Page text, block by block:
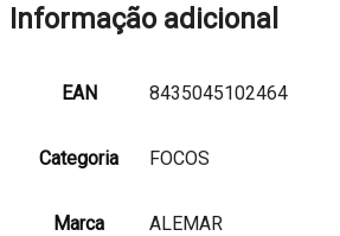
Informação adicional
EAN 8435045102464
Categoria FOCOS
Marca ALEMAR